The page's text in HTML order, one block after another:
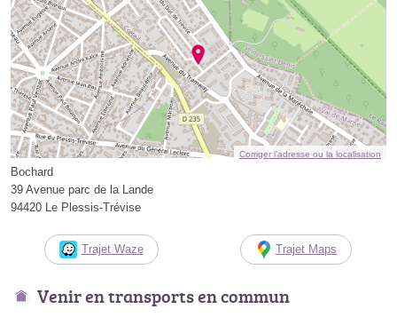
Corriger l’adresse ou la localisation
Bochard
39 Avenue parc de la Lande
94420 Le Plessis-Trévise
Trajet Waze Trajet Maps
Venir en transports en commun